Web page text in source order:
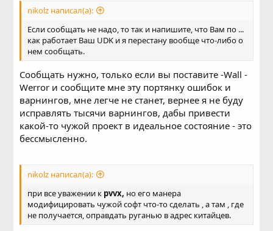
nikolz написал(а):
Если сообщать не надо, то так и напишите, что Вам по ...
как работает Ваш UDK и я перестану вообще что-либо о
нем сообщать.
Сообщать нужно, только если вы поставите -Wall -
Werror и сообщите мне эту портянку ошибок и
варнингов, мне легче не станет, вернее я не буду
исправлять тысячи варнингов, дабы привести
какой-то чужой проект в идеальное состояние - это
бессмысленно.
nikolz написал(а):
при все уважении к pvvx, но его манера
модифицировать чужой софт что-то сделать , а там , где
не получается, оправдать руганью в адрес китайцев.